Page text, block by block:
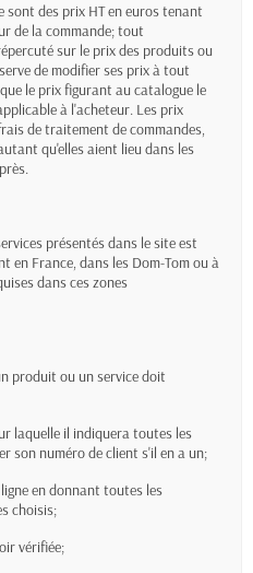
des prix HT en euros tenant
de la commande; tout
sur le prix des produits ou
de modifier ses prix à tout
le prix figurant au catalogue le
à l'acheteur. Les prix
de traitement de commandes,
qu'elles aient lieu dans les
présentés dans le site est
en France, dans les Dom-Tom ou à
dans ces zones
produit ou un service doit
laquelle il indiquera toutes les
son numéro de client s'il en a un;
en donnant toutes les
choisis;
vérifiée;